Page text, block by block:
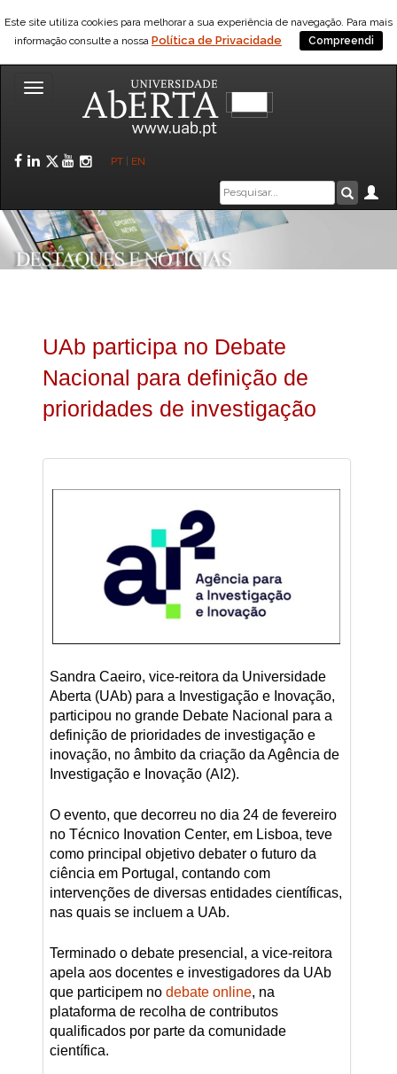
Este site utiliza cookies para melhorar a sua experiência de navegação. Para mais
informação consulte a nossa Política de Privacidade Compreendi
Toggle
Facebook
LinkedIn
Twitter
YouTube
Instagram
PT EN
Caixa
de
pesquisa
UAb participa no Debate
Nacional para definição de
prioridades de investigação
Sandra Caeiro, vice-reitora da Universidade
Aberta (UAb) para a Investigação e Inovação,
participou no grande Debate Nacional para a
definição de prioridades de investigação e
inovação, no âmbito da criação da Agência de
Investigação e Inovação (AI2).
O evento, que decorreu no dia 24 de fevereiro
no Técnico Inovation Center, em Lisboa, teve
como principal objetivo debater o futuro da
ciência em Portugal, contando com
intervenções de diversas entidades científicas,
nas quais se incluem a UAb.
Terminado o debate presencial, a vice-reitora
apela aos docentes e investigadores da UAb
que participem no debate online, na
plataforma de recolha de contributos
qualificados por parte da comunidade
científica.